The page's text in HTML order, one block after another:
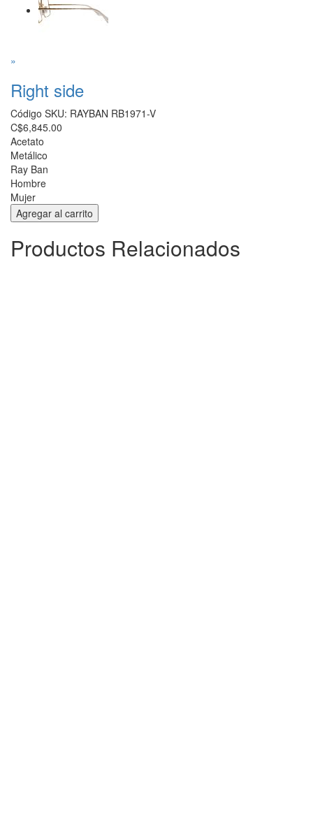
»
Right side
Código SKU: RAYBAN RB1971-V
C$6,845.00
Acetato
Metálico
Ray Ban
Hombre
Mujer
Productos Relacionados